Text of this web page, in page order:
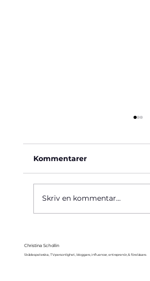
Kommentarer
Skriv en kommentar...
Christina Schollin
Skådespelerska, TV-personlighet, bloggare, influencer, entreprenör, & föreläsare.